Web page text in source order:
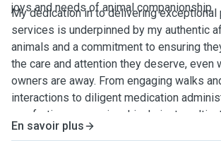
joys and needs of animal companionship.
My dedication in to delivering
services is underpinned by my authentic
animals and a commitment to ensuring
the care and attention they deserve, even
owners are away. From engaging walks
interactions to diligent medication
comforting companionship, I aim to
nurturing atmosphere for all entrusted
En savoir plus